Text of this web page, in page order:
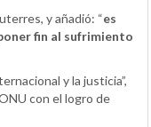
y añadió: “es
fin al sufrimiento
y la justicia”,
con el logro de